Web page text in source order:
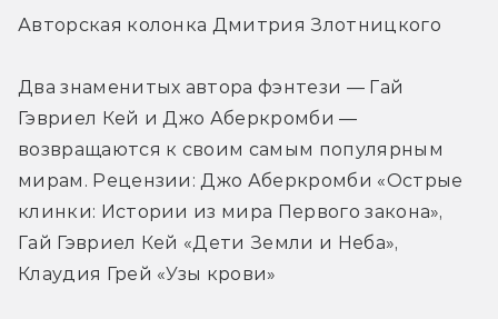
Авторская колонка Дмитрия Злотницкого
Два знаменитых автора фэнтези — Гай
Гэвриел Кей и Джо Аберкромби —
возвращаются к своим самым популярным
мирам. Рецензии: Джо Аберкромби «Острые
клинки: Истории из мира Первого закона»,
Гай Гэвриел Кей «Дети Земли и Неба»,
Клаудия Грей «Узы крови»